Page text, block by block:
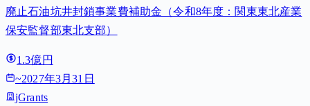
廃止石油坑井封鎖事業費補助金（令和8年度：関東東北産業
保安監督部東北支部）
1.3億円
~2027年3月31日
jGrants